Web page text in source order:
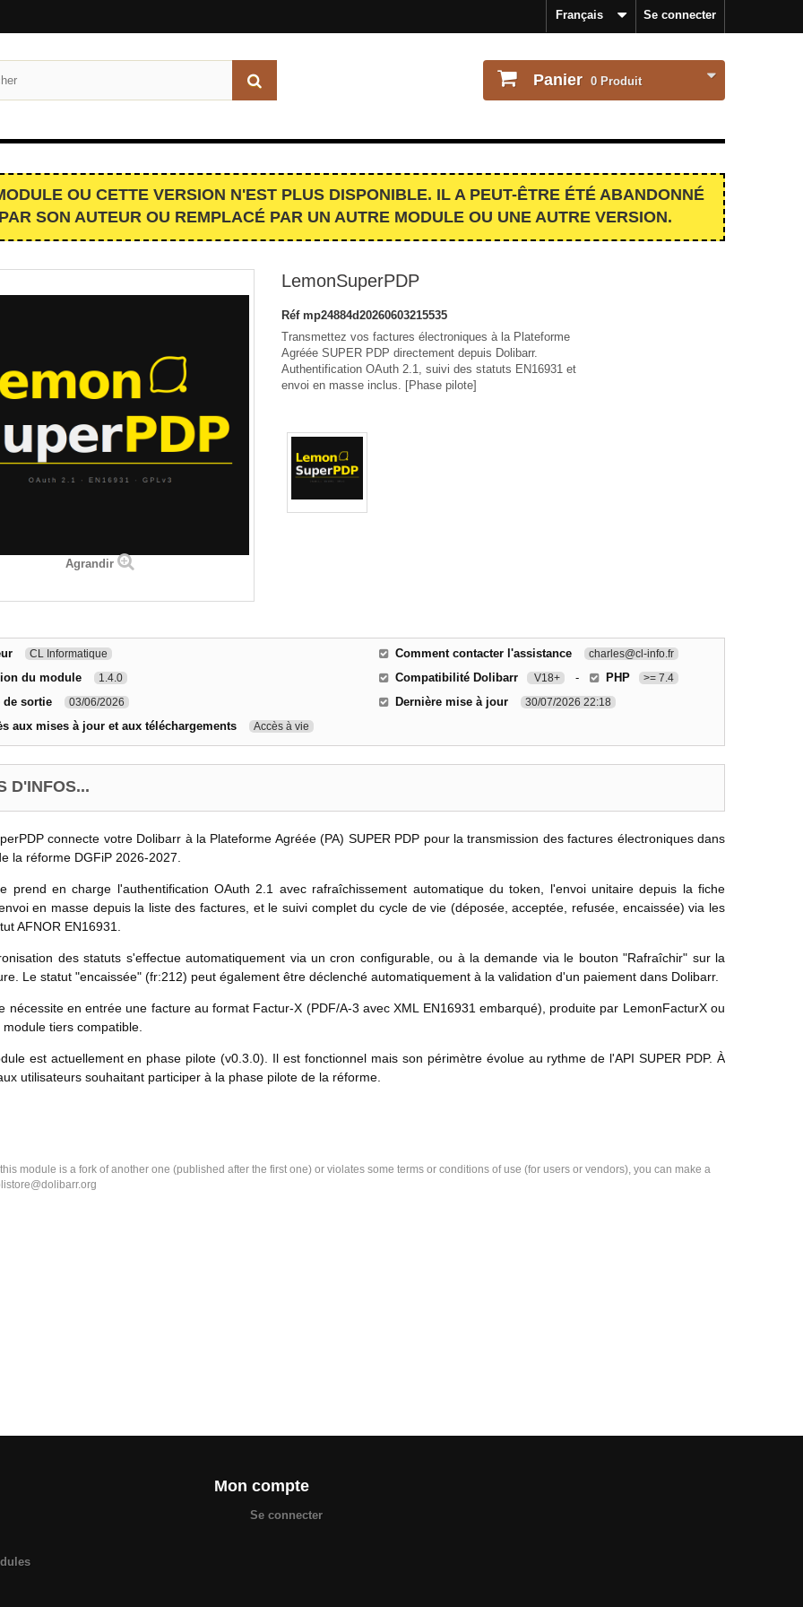
Se connecter
Français
Panier 0 Produit
OU CETTE VERSION N'EST PLUS DISPONIBLE. IL A PEUT-ÊTRE ÉTÉ ABANDONNÉ
PAR SON AUTEUR OU REMPLACÉ PAR UN AUTRE MODULE OU UNE AUTRE VERSION.
Agrandir
LemonSuperPDP
Réf mp24884d20260603215535
Transmettez vos factures électroniques à la Plateforme
Agréée SUPER PDP directement depuis Dolibarr.
Authentification OAuth 2.1, suivi des statuts EN16931 et
envoi en masse inclus. [Phase pilote]
CL Informatique
du module 1.4.0
de sortie 03/06/2026
aux mises à jour et aux téléchargements Accès à vie
Comment contacter l'assistance charles@cl-info.fr
Compatibilité Dolibarr V18+ - PHP >= 7.4
Dernière mise à jour 30/07/2026 22:18
D'INFOS...
connecte votre Dolibarr à la Plateforme Agréée (PA) SUPER PDP pour la transmission des factures électroniques dans
la réforme DGFiP 2026-2027.
prend en charge l'authentification OAuth 2.1 avec rafraîchissement automatique du token, l'envoi unitaire depuis la fiche
en masse depuis la liste des factures, et le suivi complet du cycle de vie (déposée, acceptée, refusée, encaissée) via les
AFNOR EN16931.
des statuts s'effectue automatiquement via un cron configurable, ou à la demande via le bouton "Rafraîchir" sur la
Le statut "encaissée" (fr:212) peut également être déclenché automatiquement à la validation d'un paiement dans Dolibarr.
nécessite en entrée une facture au format Factur-X (PDF/A-3 avec XML EN16931 embarqué), produite par LemonFacturX ou
tiers compatible.
est actuellement en phase pilote (v0.3.0). Il est fonctionnel mais son périmètre évolue au rythme de l'API SUPER PDP. À
utilisateurs souhaitant participer à la phase pilote de la réforme.
module is a fork of another one (published after the first one) or violates some terms or conditions of use (for users or vendors), you can make a
Mon compte
Se connecter